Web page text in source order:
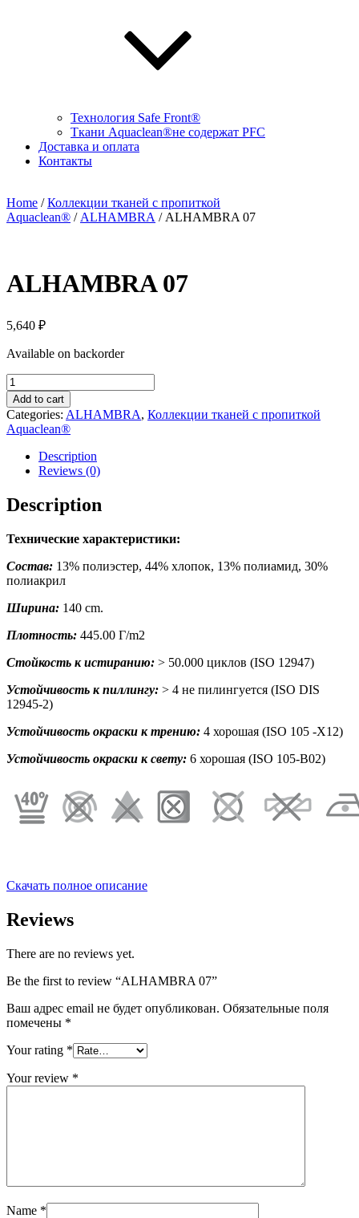
Технология Safe Front®
Ткани Aquaclean®не содержат PFC
Доставка и оплата
Контакты
Home /Коллекции тканей с пропиткой
Aquaclean® / ALHAMBRA / ALHAMBRA 07
ALHAMBRA 07
5,640 ₽
Available on backorder
ALHAMBRA
07
quantity
Add to cart
Categories: ALHAMBRA, Коллекции тканей с пропиткой
Aquaclean®
Description
Reviews (0)
Description
Технические характеристики:
Состав: 13% полиэстер, 44% хлопок, 13% полиамид, 30%
полиакрил
Ширина: 140 cm.
Плотность: 445.00 Г/m2
Стойкость к истиранию: > 50.000 циклов (ISO 12947)
Устойчивость к пиллингу: > 4 не пилингуется (ISO DIS
12945-2)
Устойчивость окраски к трению: 4 хорошая (ISO 105 -X12)
Устойчивость окраски к свету: 6 хорошая (ISO 105-B02)
Скачать полное описание
Reviews
There are no reviews yet.
Be the first to review “ALHAMBRA 07”
Ваш адрес email не будет опубликован. Обязательные поля
помечены *
Your rating *
Your review *
Name *